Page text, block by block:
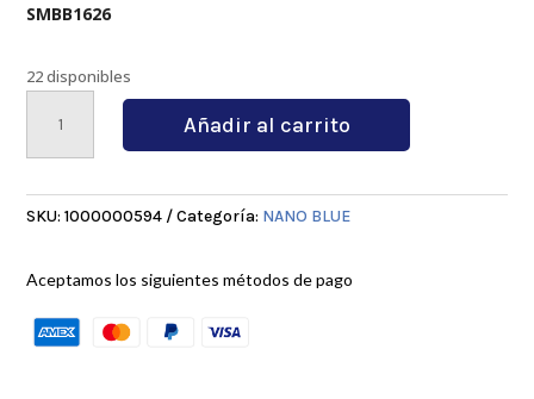
SMBB1626
22 disponibles
LY7010
Añadir al carrito
SKU:1000000594 Categoría: NANO BLUE
Aceptamos los siguientes métodos de pago